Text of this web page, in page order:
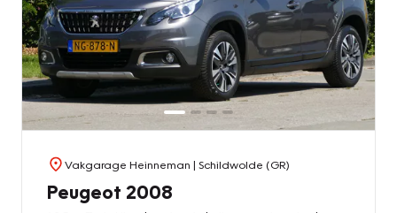
Vakgarage Heinneman | Schildwolde (GR)
Peugeot 2008